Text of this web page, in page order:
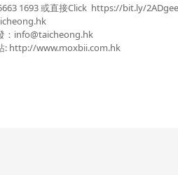
1693 或直接Click https://bit.ly/
：info@taicheong.hk
: http://www.moxbii.com.hk